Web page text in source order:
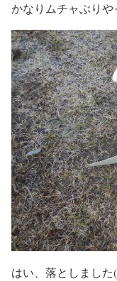
かなりムチャぶりや
はい、落としました